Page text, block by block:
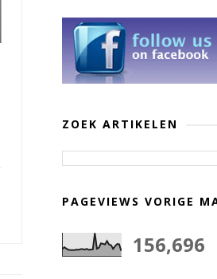
ZOEK ARTIKELEN
PAGEVIEWS VORIGE
156,696